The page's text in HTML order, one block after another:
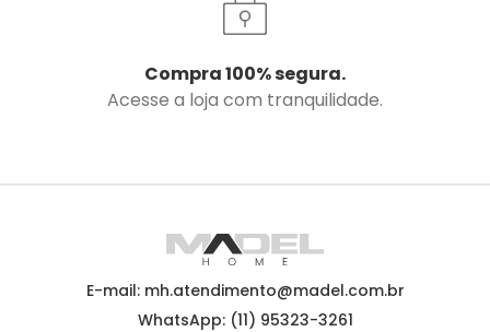
Compra 100% segura.
Acesse a loja com tranquilidade.
E-mail: mh.atendimento@madel.com.br
WhatsApp: (11) 95323-3261